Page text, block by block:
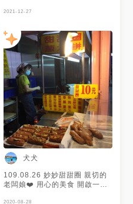
2021-12-27
犬犬
109.08.26 妙妙甜甜圈 親切的
老闆娘❤️ 用心的美食 開啟一整
2020-08-28